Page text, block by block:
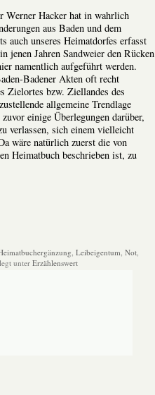
Werner Hacker hat in wahrlich
aus Baden und dem
auch unseres Heimatdorfes erfasst
jenen Jahren Sandweier den Rücken
namentlich aufgeführt werden.
Badener Akten oft recht
Zielortes bzw. Ziellandes des
allgemeine Trendlage
einige Überlegungen darüber,
verlassen, sich einem vielleicht
wäre natürlich zuerst die von
Heimatbuch beschrieben ist, zu
Leibeigentum Not,
unter Erzählenswert